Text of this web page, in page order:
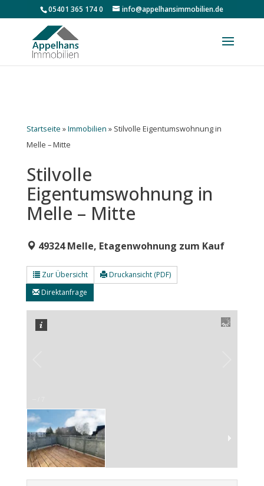
05401 365 174 0 info@appelhansimmobilien.de
Startseite »Immobilien » Stilvolle Eigentumswohnung in
Melle – Mitte
Stilvolle
Eigentumswohnung in
Melle – Mitte
49324 Melle, Etagenwohnung zum Kauf
Zur Übersicht
Druckansicht (PDF)
Direktanfrage